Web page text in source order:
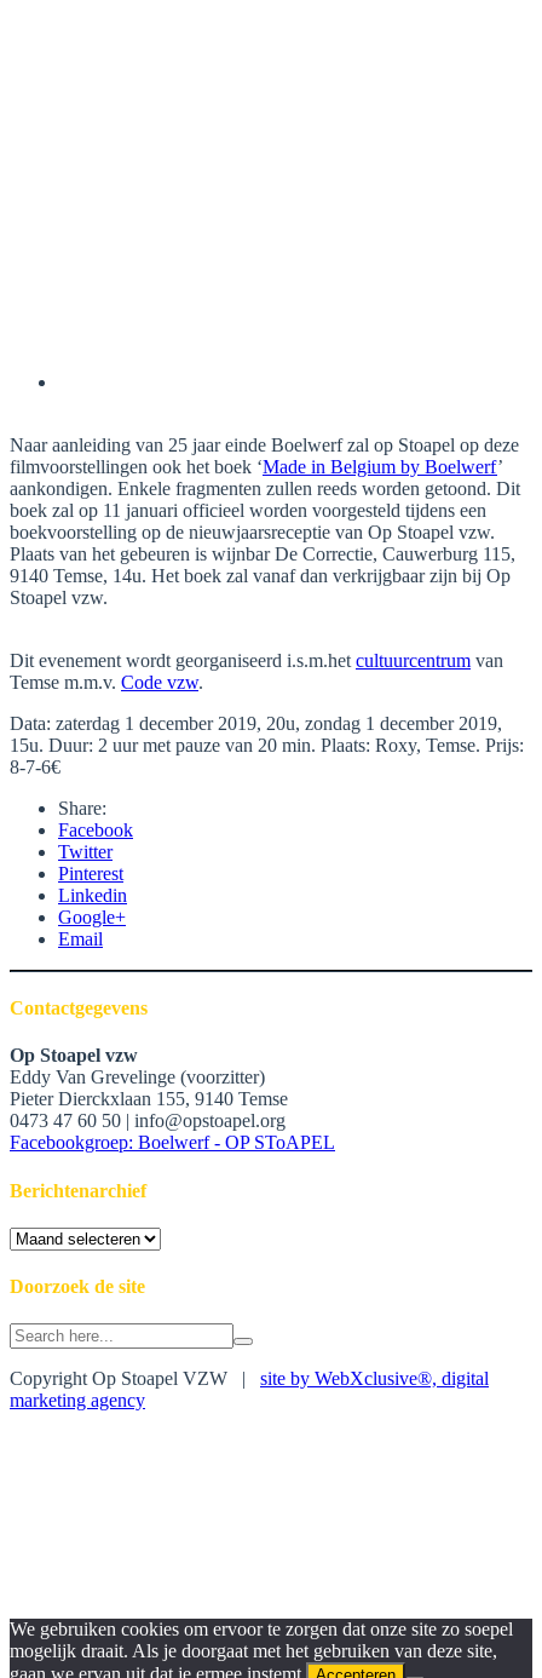
Naar aanleiding van 25 jaar einde Boelwerf zal op Stoapel op deze
filmvoorstellingen ook het boek ‘Made in Belgium by Boelwerf’
aankondigen. Enkele fragmenten zullen reeds worden getoond. Dit
boek zal op 11 januari officieel worden voorgesteld tijdens een
boekvoorstelling op de nieuwjaarsreceptie van Op Stoapel vzw.
Plaats van het gebeuren is wijnbar De Correctie, Cauwerburg 115,
9140 Temse, 14u. Het boek zal vanaf dan verkrijgbaar zijn bij Op
Stoapel vzw.
Dit evenement wordt georganiseerd i.s.m.het cultuurcentrum van
Temse m.m.v. Code vzw.
Data: zaterdag 1 december 2019, 20u, zondag 1 december 2019,
15u. Duur: 2 uur met pauze van 20 min. Plaats: Roxy, Temse. Prijs:
8-7-6€
Share:
Facebook
Twitter
Pinterest
Linkedin
Google+
Email
Contactgegevens
Op Stoapel vzw
Eddy Van Grevelinge (voorzitter)
Pieter Dierckxlaan 155, 9140 Temse
0473 47 60 50 | info@opstoapel.org
Facebookgroep: Boelwerf - OP SToAPEL
Berichtenarchief
Berichtenarchief
Doorzoek de site
Search
for:
Copyright Op Stoapel VZW | site by WebXclusive®, digital
marketing agency
We gebruiken cookies om ervoor te zorgen dat onze site zo soepel
mogelijk draait. Als je doorgaat met het gebruiken van deze site,